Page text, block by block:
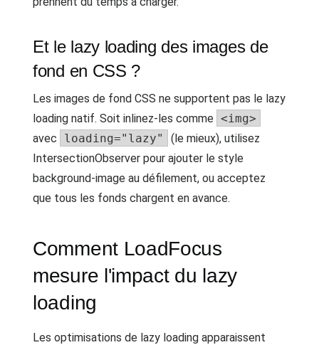
Et le lazy loading des images de
fond en CSS ?
Les images de fond CSS ne supportent pas le lazy
loading natif. Soit inlinez-les comme <img>
avec
loading="lazy"
(le mieux), utilisez
IntersectionObserver pour ajouter le style
background-image au défilement, ou acceptez
que tous les fonds chargent en avance.
Comment LoadFocus
mesure l'impact du lazy
loading
Les optimisations de lazy loading apparaissent